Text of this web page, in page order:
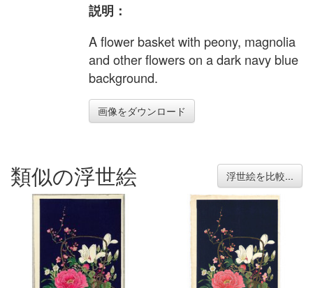
説明：
A flower basket with peony, magnolia
and other flowers on a dark navy blue
background.
画像をダウンロード
類似の浮世絵 浮世絵を比較...